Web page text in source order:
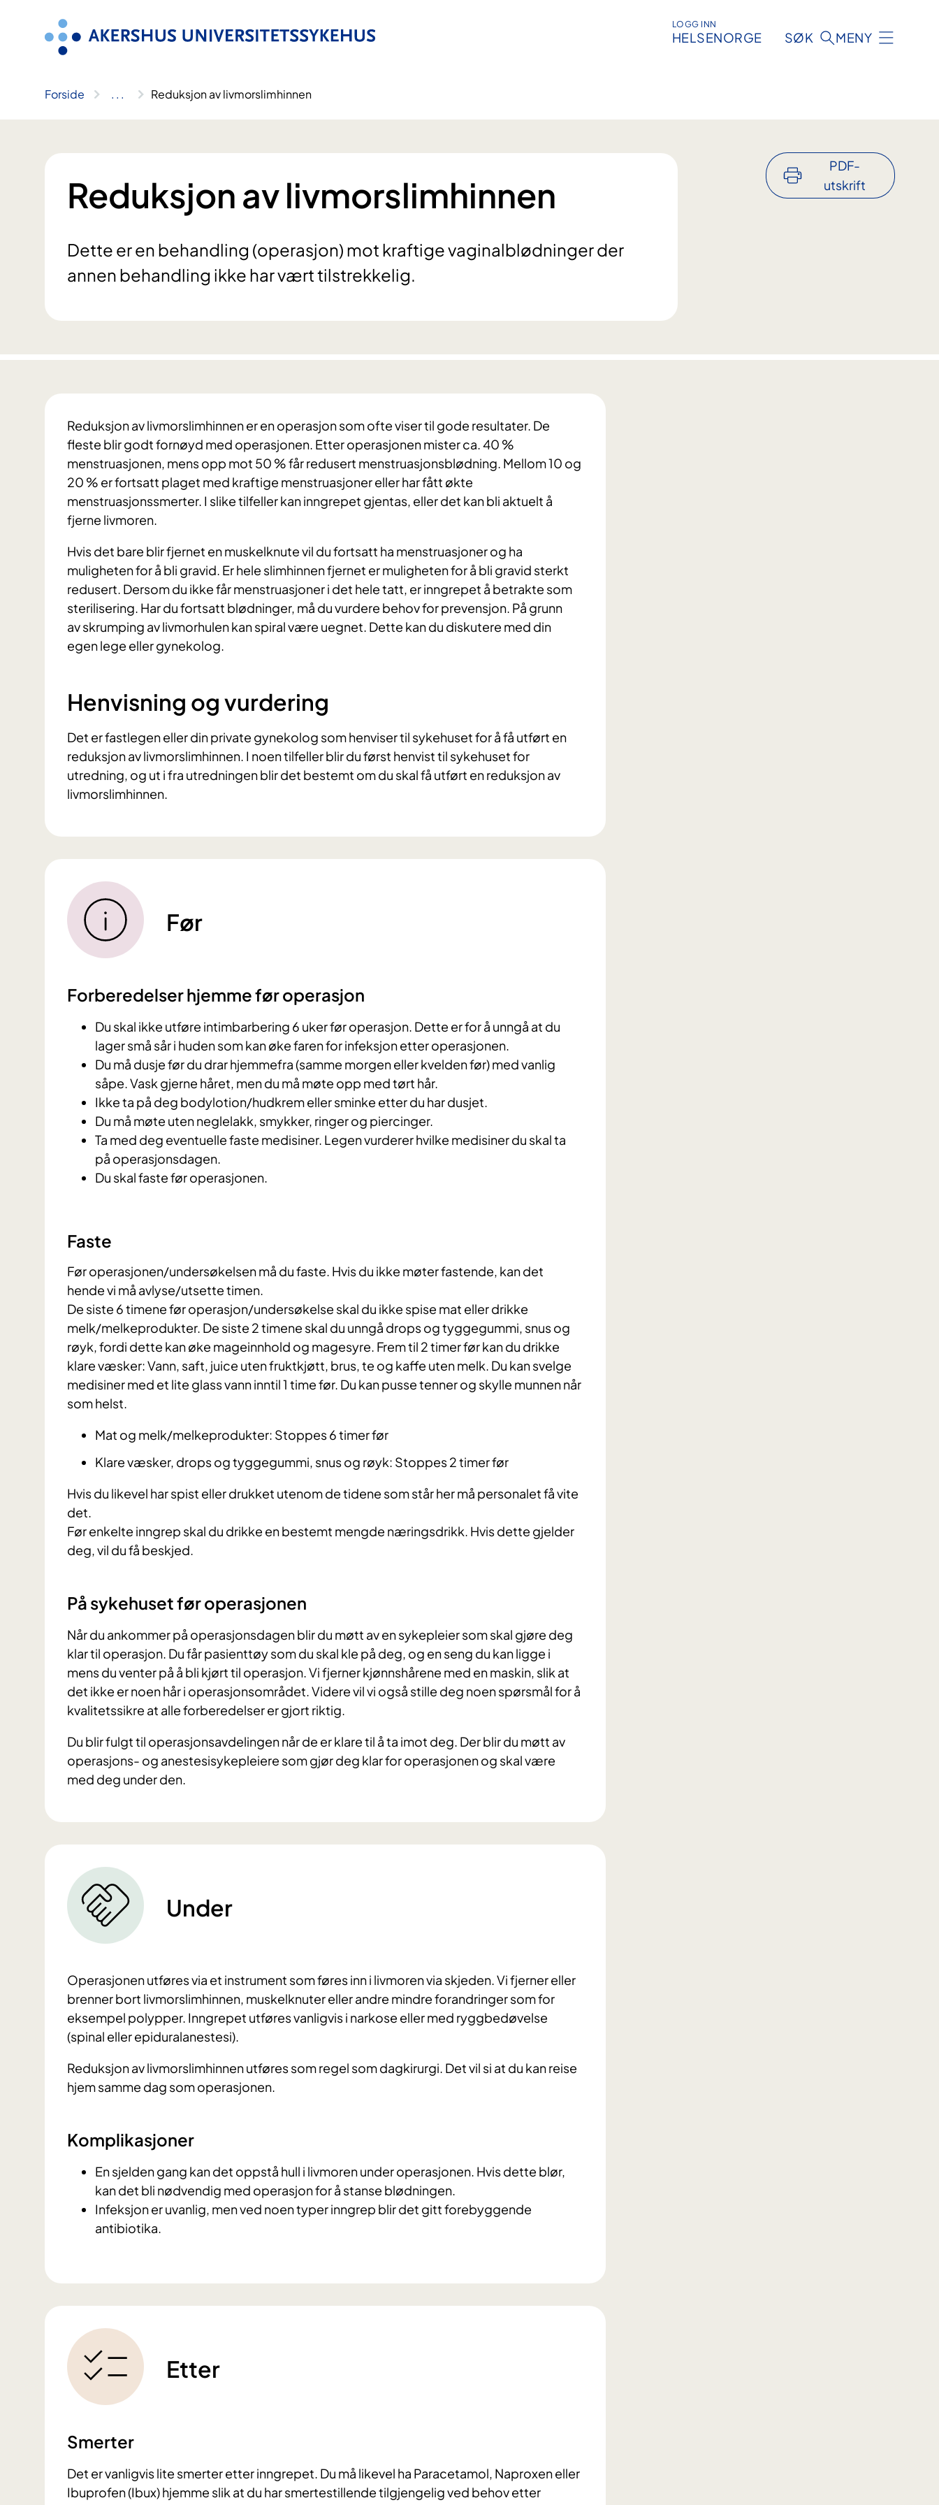
LOGG INN
HELSENORGE SØK MENY
Forside .. . Reduksjon av livmorslimhinnen
Reduksjon av livmorslimhinnen
Dette er en behandling (operasjon) mot kraftige vaginalblødninger der
annen behandling ikke har vært tilstrekkelig.
PDF-
utskrift
Reduksjon av livmorslimhinnen er en operasjon som ofte viser til gode resultater. De
fleste blir godt fornøyd med operasjonen. Etter operasjonen mister ca. 40 %
menstruasjonen, mens opp mot 50 % får redusert menstruasjonsblødning. Mellom 10 og
20 % er fortsatt plaget med kraftige menstruasjoner eller har fått økte
menstruasjonssmerter. I slike tilfeller kan inngrepet gjentas, eller det kan bli aktuelt å
fjerne livmoren.
Hvis det bare blir fjernet en muskelknute vil du fortsatt ha menstruasjoner og ha
muligheten for å bli gravid. Er hele slimhinnen fjernet er muligheten for å bli gravid sterkt
redusert. Dersom du ikke får menstruasjoner i det hele tatt, er inngrepet å betrakte som
sterilisering. Har du fortsatt blødninger, må du vurdere behov for prevensjon. På grunn
av skrumping av livmorhulen kan spiral være uegnet. Dette kan du diskutere med din
egen lege eller gynekolog.
Henvisning og vurdering
Det er fastlegen eller din private gynekolog som henviser til sykehuset for å få utført en
reduksjon av livmorslimhinnen. I noen tilfeller blir du først henvist til sykehuset for
utredning, og ut i fra utredningen blir det bestemt om du skal få utført en reduksjon av
livmorslimhinnen.
Før
Forberedelser hjemme før operasjon
Du skal ikke utføre intimbarbering 6 uker før operasjon. Dette er for å unngå at du
lager små sår i huden som kan øke faren for infeksjon etter operasjonen.
Du må dusje før du drar hjemmefra (samme morgen eller kvelden før) med vanlig
såpe. Vask gjerne håret, men du må møte opp med tørt hår.
Ikke ta på deg bodylotion/hudkrem eller sminke etter du har dusjet.
Du må møte uten neglelakk, smykker, ringer og piercinger.
Ta med deg eventuelle faste medisiner. Legen vurderer hvilke medisiner du skal ta
på operasjonsdagen.
Du skal faste før operasjonen.
Faste
​Før operasjonen/undersøkelsen må du faste. Hvis du ikke møter fastende, kan det
hende vi må avlyse/utsette timen.
De siste 6 timene før operasjon/undersøkelse skal du ikke spise mat eller drikke
melk/melkeprodukter. De siste 2 timene skal du unngå drops og tyggegummi, snus og
røyk, fordi dette kan øke mageinnhold og magesyre. Frem til 2 timer før kan du drikke
klare væsker: Vann, saft, juice uten fruktkjøtt, brus, te og kaffe uten melk. Du kan svelge
medisiner med et lite glass vann inntil 1 time før. Du kan pusse tenner og skylle munnen når
som helst.
Mat og melk/melkeprodukter: Stoppes 6 timer før
Klare væsker, drops og tyggegummi, snus og røyk: Stoppes 2 timer før
Hvis du likevel har spist eller drukket utenom de tidene som står her må personalet få vite
det.
Før enkelte inngrep skal du drikke en bestemt mengde næringsdrikk. Hvis dette gjelder
deg, vil du få beskjed.
På sykehuset før operasjonen
Når du ankommer på operasjonsdagen blir du møtt av en sykepleier som skal gjøre deg
klar til operasjon. Du får pasienttøy som du skal kle på deg, og en seng du kan ligge i
mens du venter på å bli kjørt til operasjon. Vi fjerner kjønnshårene med en maskin, slik at
det ikke er noen hår i operasjonsområdet. Videre vil vi også stille deg noen spørsmål for å
kvalitetssikre at alle forberedelser er gjort riktig.
Du blir fulgt til operasjonsavdelingen når de er klare til å ta imot deg. Der blir du møtt av
operasjons- og anestesisykepleiere som gjør deg klar for operasjonen og skal være
med deg under den.
Under
Operasjonen utføres via et instrument som føres inn i livmoren via skjeden. Vi fjerner eller
brenner bort livmorslimhinnen, muskelknuter eller andre mindre forandringer som for
eksempel polypper. Inngrepet utføres vanligvis i narkose eller med ryggbedøvelse
(spinal eller epiduralanestesi).
Reduksjon av livmorslimhinnen utføres som regel som dagkirurgi. Det vil si at du kan reise
hjem samme dag som operasjonen.
Komplikasjoner
En sjelden gang kan det oppstå hull i livmoren under operasjonen. Hvis dette blør,
kan det bli nødvendig med operasjon for å stanse blødningen.
Infeksjon er uvanlig, men ved noen typer inngrep blir det gitt forebyggende
antibiotika.
Etter
Smerter
Det er vanligvis lite smerter etter inngrepet. Du må likevel ha Paracetamol, Naproxen eller
Ibuprofen (Ibux) hjemme slik at du har smertestillende tilgjengelig ved behov etter